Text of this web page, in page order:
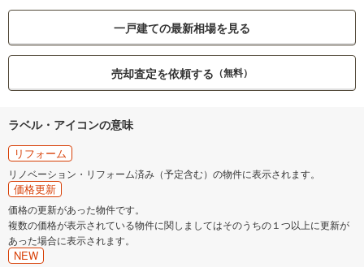
一戸建ての最新相場を見る
売却査定を依頼する （無料）
ラベル・アイコンの意味
リフォーム
リノベーション・リフォーム済み（予定含む）の物件に表示されます。
価格更新
価格の更新があった物件です。
複数の価格が表示されている物件に関しましてはそのうちの１つ以上に更新が
あった場合に表示されます。
NEW